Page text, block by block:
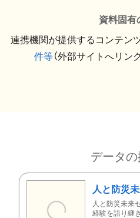
資料固有
連携機関が提供するコンテンツ
件等（外部サイトへリン
データ
人と防災
人と防災未来
経験を語り継